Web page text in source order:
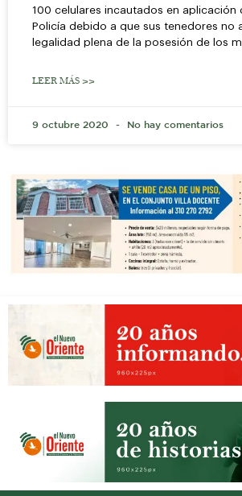
100 celulares incautados en aplicación
Policía debido a que sus tenedores no
legalidad plena de la posesión de los
LEER MÁS >>
9 octubre 2020 No hay comentarios